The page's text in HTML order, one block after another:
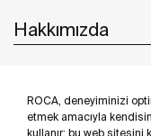
ROCA, deneyiminizi
etmek amacıyla
kullanır; bu web sitesini
Hakkımızda
İlham & Fikirler